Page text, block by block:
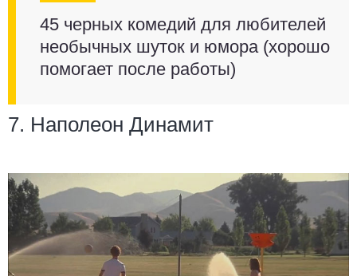
45 черных комедий для любителей
необычных шуток и юмора (хорошо
помогает после работы)
7. Наполеон Динамит